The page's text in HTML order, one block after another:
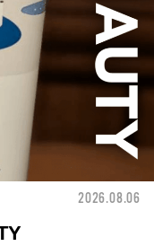
2026.08.06